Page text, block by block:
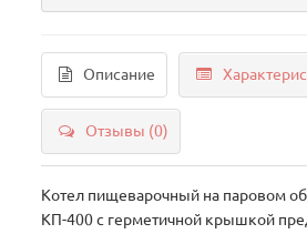
Описание
Отзывы (0)
Котел пищеварочный на паровом
КП-400 с герметичной крышкой